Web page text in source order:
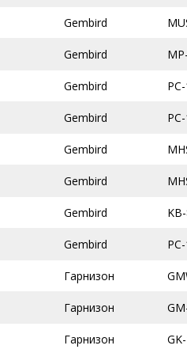
Gembird
Gembird
Gembird
Gembird
Gembird
Gembird
Gembird
Gembird
Гарнизон
Гарнизон
Гарнизон